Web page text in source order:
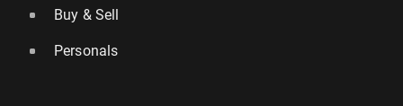
Buy & Sell
Personals